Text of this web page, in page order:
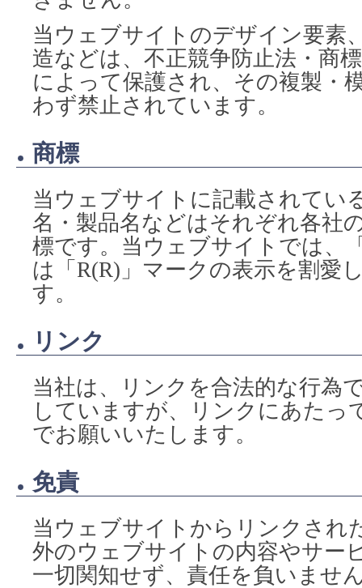
当ウェブサイトのデザイン要素
造などは、不正競争防止法・商
によって保護され、その複製・
わず禁止されています。
商標
当ウェブサイトに記載されてい
名・製品名などはそれぞれ各社
標です。当ウェブサイトでは、
は「R(R)」マークの表示を割愛
す。
リンク
当社は、リンクを合法的な行為
していますが、リンクにあたっ
でお願いいたします。
免責
当ウェブサイトからリンクされ
外のウェブサイトの内容やサー
一切関知せず、責任を負いませ